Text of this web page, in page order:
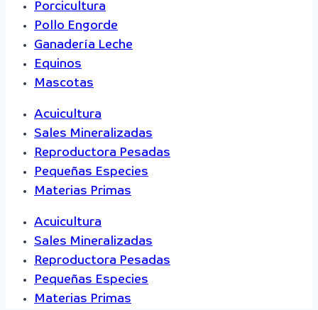
Porcicultura
Pollo Engorde
Ganadería Leche
Equinos
Mascotas
Acuicultura
Sales Mineralizadas
Reproductora Pesadas
Pequeñas Especies
Materias Primas
Acuicultura
Sales Mineralizadas
Reproductora Pesadas
Pequeñas Especies
Materias Primas